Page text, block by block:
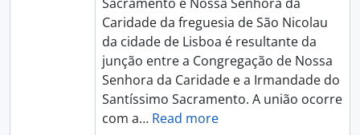
Caridade da freguesia de São Nicolau
da cidade de Lisboa é resultante da
junção entre a Congregação de Nossa
Senhora da Caridade e a Irmandade do
Santíssimo Sacramento. A união ocorre
com a… Read more